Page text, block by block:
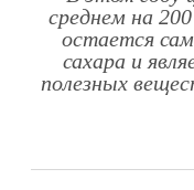
среднем на
остается
сахара и
полезных